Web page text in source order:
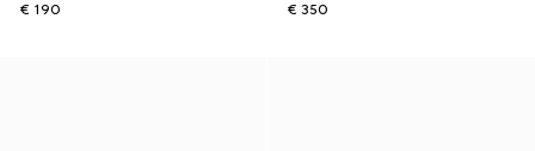
€ 190
€ 350